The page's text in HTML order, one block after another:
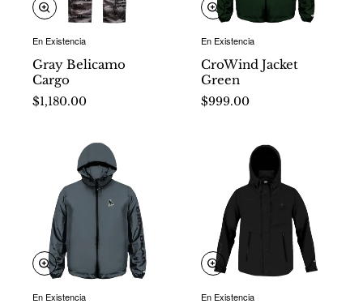
En Existencia
Gray Belicamo
Cargo
$1,180.00
En Existencia
CroWind Jacket
Green
$999.00
En Existencia En Existencia